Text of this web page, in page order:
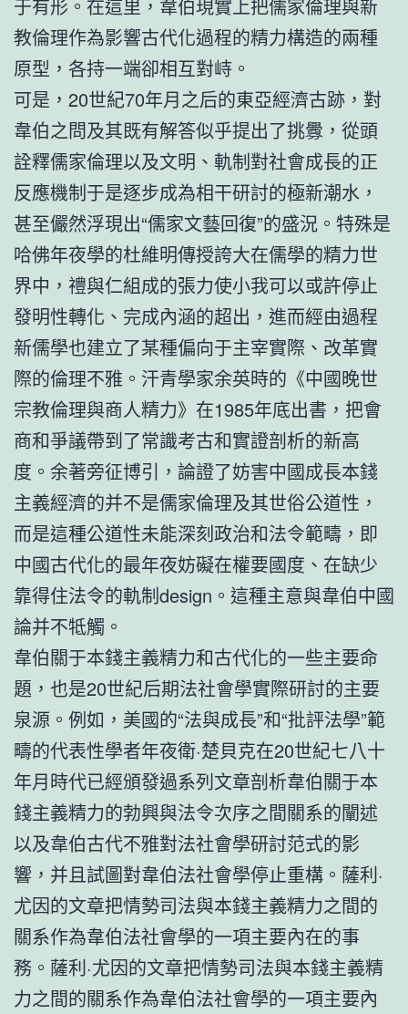
于有形。在這里，韋伯現實上把儒家倫理與新
教倫理作為影響古代化過程的精力構造的兩種
原型，各持一端卻相互對峙。
可是，20世紀70年月之后的東亞經濟古跡，對
韋伯之問及其既有解答似乎提出了挑釁，從頭
詮釋儒家倫理以及文明、軌制對社會成長的正
反應機制于是逐步成為相干研討的極新潮水，
甚至儼然浮現出“儒家文藝回復”的盛況。特殊是
哈佛年夜學的杜維明傳授誇大在儒學的精力世
界中，禮與仁組成的張力使小我可以或許停止
發明性轉化、完成內涵的超出，進而經由過程
新儒學也建立了某種偏向于主宰實際、改革實
際的倫理不雅。汗青學家余英時的《中國晚世
宗教倫理與商人精力》在1985年底出書，把會
商和爭議帶到了常識考古和實證剖析的新高
度。余著旁征博引，論證了妨害中國成長本錢
主義經濟的并不是儒家倫理及其世俗公道性，
而是這種公道性未能深刻政治和法令範疇，即
中國古代化的最年夜妨礙在權要國度、在缺少
靠得住法令的軌制design。這種主意與韋伯中國
論并不牴觸。
韋伯關于本錢主義精力和古代化的一些主要命
題，也是20世紀后期法社會學實際研討的主要
泉源。例如，美國的“法與成長”和“批評法學”範
疇的代表性學者年夜衛·楚貝克在20世紀七八十
年月時代已經頒發過系列文章剖析韋伯關于本
錢主義精力的勃興與法令次序之間關系的闡述
以及韋伯古代不雅對法社會學研討范式的影
響，并且試圖對韋伯法社會學停止重構。薩利·
尤因的文章把情勢司法與本錢主義精力之間的
關系作為韋伯法社會學的一項主要內在的事
務。薩利·尤因的文章把情勢司法與本錢主義精
力之間的關系作為韋伯法社會學的一項主要內